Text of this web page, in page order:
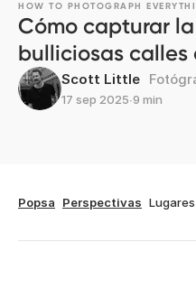
HOW TO PHOTOGRAPH
Cómo capturar
bulliciosas
Scott Little
17 sep 2025∙9 min
Popsa Perspectivas